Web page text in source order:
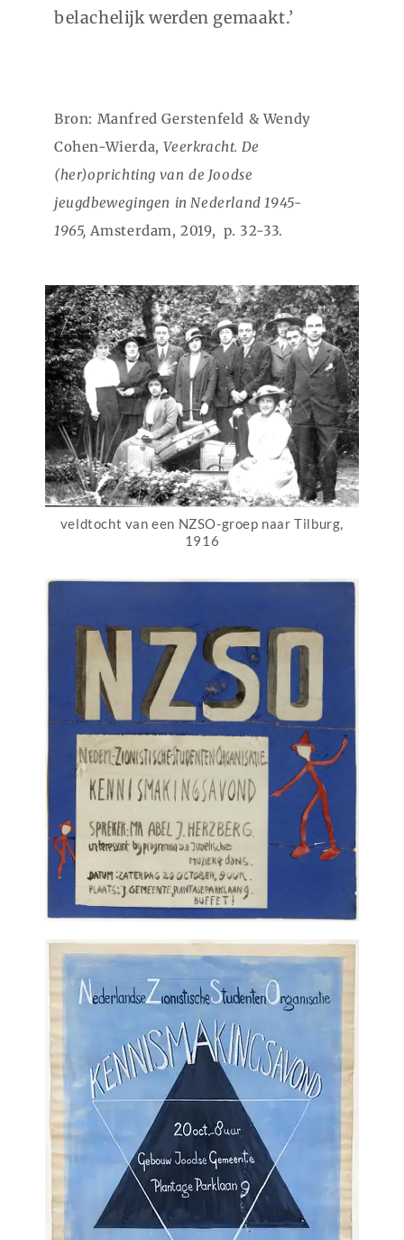
belachelijk werden gemaakt.’
Bron: Manfred Gerstenfeld & Wendy
Cohen-Wierda,Veerkracht. De
(her)oprichting van de Joodse
jeugdbewegingen in Nederland 1945-
1965, Amsterdam, 2019, p. 32-33.
veldtocht van een NZSO-groep naar Tilburg,
1916